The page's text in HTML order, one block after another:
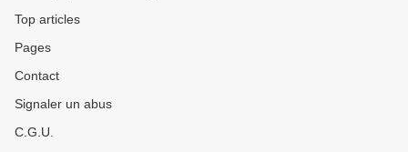
Top articles
Pages
Contact
Signaler un abus
C.G.U.